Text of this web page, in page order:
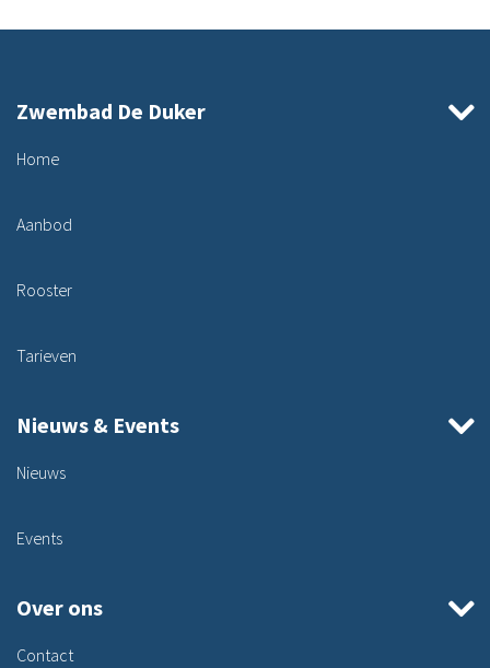
Zwembad De Duker
Home
Aanbod
Rooster
Tarieven
Nieuws & Events
Nieuws
Events
Over ons
Contact